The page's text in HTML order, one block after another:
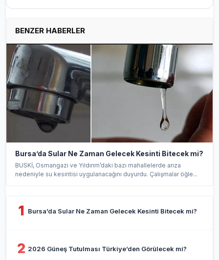
BENZER HABERLER
Bursa’da Sular Ne Zaman Gelecek Kesinti Bitecek mi?
BUSKİ, Osmangazi ve Yıldırım’daki bazı mahallelerde arıza
nedeniyle su kesintisi uygulanacağını duyurdu. Çalışmalar öğle...
1 Bursa’da Sular Ne Zaman Gelecek Kesinti Bitecek mi?
2 2026 Güneş Tutulması Türkiye’den Görülecek mi?